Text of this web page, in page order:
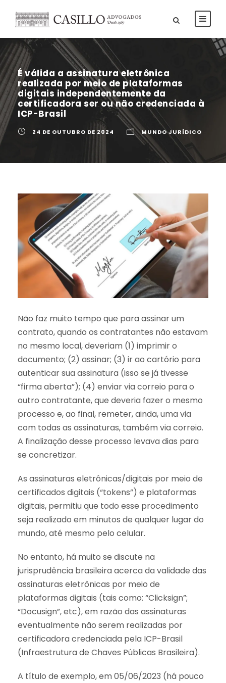
É válida a assinatura eletrônica
realizada por meio de plataformas
digitais independentemente da
certificadora ser ou não credenciada à
ICP-Brasil
24 DE OUTUBRO DE 2024 MUNDO JURÍDICO
Não faz muito tempo que para assinar um
contrato, quando os contratantes não estavam
no mesmo local, deveriam (1) imprimir o
documento; (2) assinar; (3) ir ao cartório para
autenticar sua assinatura (isso se já tivesse
“firma aberta”); (4) enviar via correio para o
outro contratante, que deveria fazer o mesmo
processo e, ao final, remeter, ainda, uma via
com todas as assinaturas, também via correio.
A finalização desse processo levava dias para
se concretizar.
As assinaturas eletrônicas/digitais por meio de
certificados digitais (“tokens”) e plataformas
digitais, permitiu que todo esse procedimento
seja realizado em minutos de qualquer lugar do
mundo, até mesmo pelo celular.
No entanto, há muito se discute na
jurisprudência brasileira acerca da validade das
assinaturas eletrônicas por meio de
plataformas digitais (tais como: “Clicksign”;
“Docusign”, etc), em razão das assinaturas
eventualmente não serem realizadas por
certificadora credenciada pela ICP-Brasil
(Infraestrutura de Chaves Públicas Brasileira).
A título de exemplo, em 05/06/2023 (há pouco